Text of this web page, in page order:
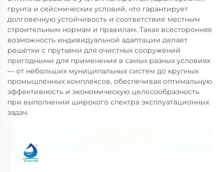
грунта и сейсмических условий, что гарантирует
долговечную устойчивость и соответствие местным
строительным нормам и правилам. Такая всесторонняя
возможность индивидуальной адаптации делает
решётки с прутьями для очистных сооружений
пригодными для применения в самых разных условиях
— от небольших муниципальных систем до крупных
промышленных комплексов, обеспечивая оптимальную
эффективность и экономическую целесообразность
при выполнении широкого спектра эксплуатационных
задач.